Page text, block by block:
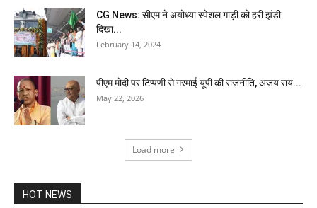
CG News: सीएम ने अयोध्या स्पेशल गाड़ी को हरी झंडी
दिखा...
February 14, 2024
पीएम मोदी पर टिप्पणी से गरमाई यूपी की राजनीति, अजय राय...
May 22, 2026
Load more
HOT NEWS